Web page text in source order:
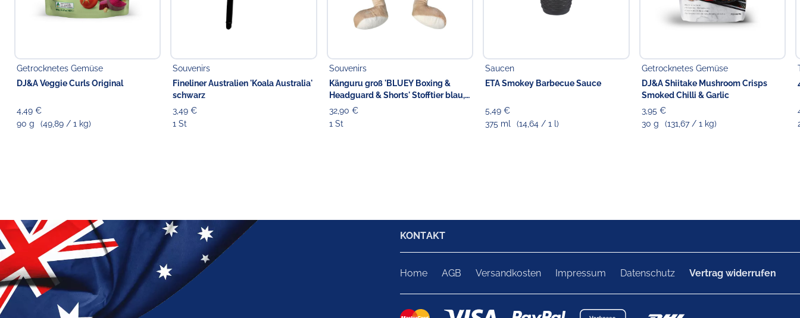
Getrocknetes Gemüse
DJ&A Veggie Curls Original
4,49 €
90 g
(49,89 / 1 kg)
Souvenirs
Fineliner Australien 'Koala Australia'
schwarz
3,49 €
1 St
Souvenirs
Känguru groß 'BLUEY Boxing &
Headguard & Shorts' Stofftier blau,
42 cm
32,90 €
1 St
Saucen
ETA Smokey Barbecue Sauce
5,49 €
375 ml
(14,64 / 1 l)
Getrocknetes Gemüse
DJ&A Shiitake Mushroom Crisps
Smoked Chilli & Garlic
3,95 €
30 g
(131,67 / 1 kg)
KONTAKT
Home AGB Versandkosten Impressum Datenschutz Vertrag widerrufen